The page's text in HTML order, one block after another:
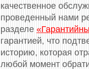
качественное
проведенный нами
разделе
гарантией, что
историю, которая
любой момент